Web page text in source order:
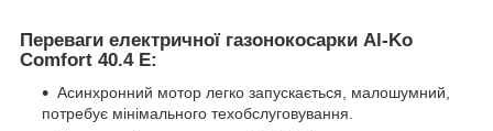
Переваги електричної газонокосарки Al-Ko
Comfort 40.4 E:
Асинхронний мотор легко запускається, малошумний,
потребує мінімального техобслуговування.